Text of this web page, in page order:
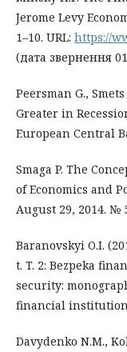
Jerome Levy
1–10. URL: https://
(дата звернення
Peersman G.,
Greater in
European Central
Smaga P. The
of Economics and
August 29, 2014. №
Baranovskyi O.I.
t. T. 2: Bezpeka
security:
financial
Davydenko N.M.,